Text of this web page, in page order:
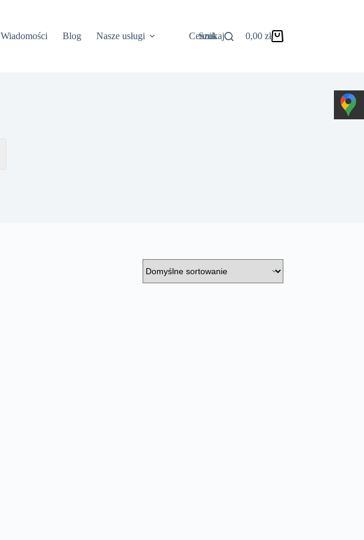
Wiadomości Blog Nasze usługi Cennik
Szukaj Koszyk
0,00 zł